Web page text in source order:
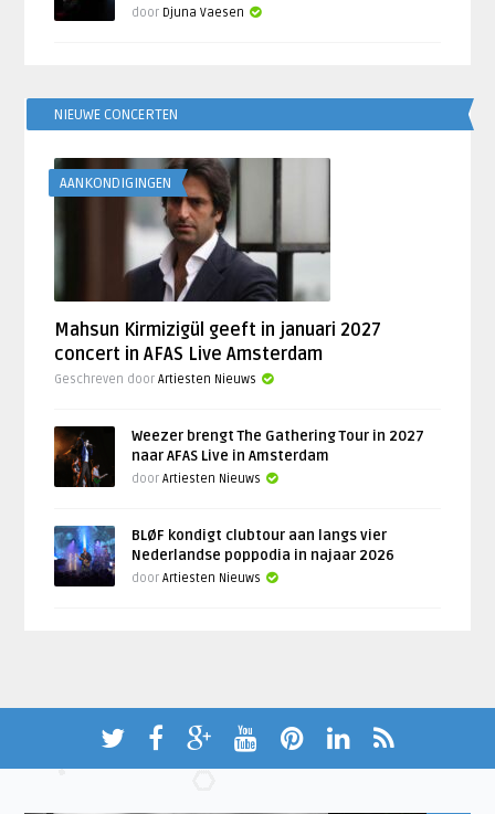
door Djuna Vaesen
NIEUWE CONCERTEN
AANKONDIGINGEN
Mahsun Kirmizigül geeft in januari 2027
concert in AFAS Live Amsterdam
Geschreven doorArtiesten Nieuws
Weezer brengt The Gathering Tour in 2027
naar AFAS Live in Amsterdam
doorArtiesten Nieuws
BLØF kondigt clubtour aan langs vier
Nederlandse poppodia in najaar 2026
doorArtiesten Nieuws